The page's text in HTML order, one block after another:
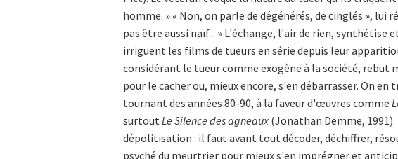
homme. » « Non, on parle de dégénérés, de cinglés », lui
pas être aussi naïf... » L'échange, l'air de rien, synthétise
irriguent les films de tueurs en série depuis leur
considérant le tueur comme exogène à la société,
pour le cacher ou, mieux encore, s'en débarrasser. On
tournant des années 80-90, à la faveur d'œuvres comme
surtoutLe Silence des agneaux(Jonathan Demme, 1991).
dépolitisation : il faut avant tout décoder, déchiffrer,
psyché du meurtrier pour mieux s'en imprégner et